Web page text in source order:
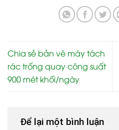
Chia sẻ bản vẽ máy tách
rác trống quay công suất
900 mét khối/ngày
Để lại một bình luận